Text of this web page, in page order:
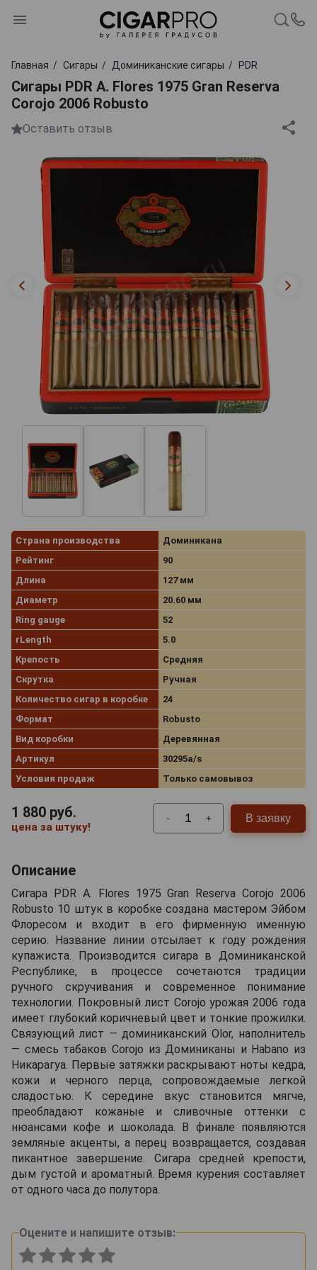
Главная Сигары Доминиканские сигары PDR
Сигары PDR A. Flores 1975 Gran Reserva
Corojo 2006 Robusto
Оставить отзыв
Страна производства
Доминикана
Рейтинг
90
Длина
127 мм
Диаметр
20.60 мм
Ring gauge
52
rLength
5.0
Крепость
Средняя
Скрутка
Ручная
Количество сигар в коробке
24
Формат
Robusto
Вид коробки
Деревянная
Артикул
30295a/s
Условия продаж
Только самовывоз
1 880 руб.
цена за штуку!
- + В заявку
Описание
Сигара PDR A. Flores 1975 Gran Reserva Corojo 2006
Robusto 10 штук в коробке создана мастером Эйбом
Флоресом и входит в его фирменную именную
серию. Название линии отсылает к году рождения
купажиста. Производится сигара в Доминиканской
Республике, в процессе сочетаются традиции
ручного скручивания и современное понимание
технологии. Покровный лист Corojo урожая 2006 года
имеет глубокий коричневый цвет и тонкие прожилки.
Связующий лист — доминиканский Olor, наполнитель
— смесь табаков Corojo из Доминиканы и Habano из
Никарагуа. Первые затяжки раскрывают ноты кедра,
кожи и черного перца, сопровождаемые легкой
сладостью. К середине вкус становится мягче,
преобладают кожаные и сливочные оттенки с
нюансами кофе и шоколада. В финале появляются
земляные акценты, а перец возвращается, создавая
пикантное завершение. Сигара средней крепости,
дым густой и ароматный. Время курения составляет
от одного часа до полутора.
Оцените и напишите отзыв: